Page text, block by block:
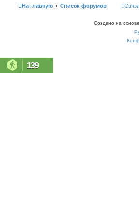
На главную Список форумов
Создано на основе
139